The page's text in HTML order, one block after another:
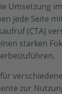
Umsetzung
jede Seite
(CTA)
starken
zur